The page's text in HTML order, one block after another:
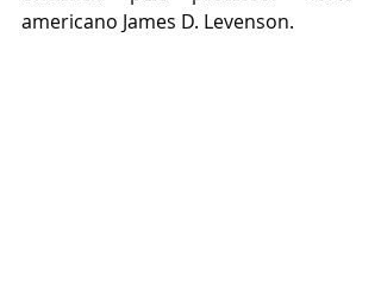
americano James D. Levenson.